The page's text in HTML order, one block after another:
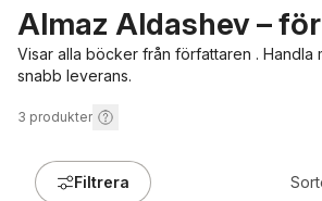
Almaz Aldashev –
Visar alla böcker från författaren . Handla
snabb leverans.
3 produkter
Filtrera